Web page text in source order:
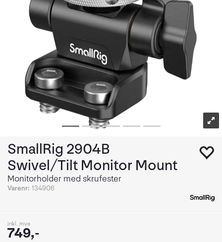
SmallRig 2904B
Swivel/Tilt Monitor Mount
Monitorholder med skrufester
Varenr: 134906
inkl. mva
749,-